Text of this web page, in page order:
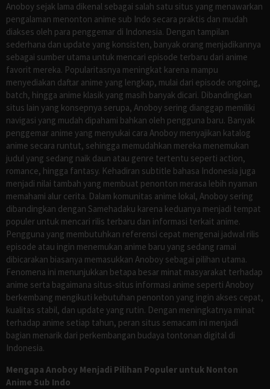
Anoboy sejak lama dikenal sebagai salah satu situs yang menawarkan
pengalaman menonton anime sub Indo secara praktis dan mudah
diakses oleh para penggemar di Indonesia. Dengan tampilan
sederhana dan update yang konsisten, banyak orang menjadikannya
sebagai sumber utama untuk mencari episode terbaru dari anime
favorit mereka. Popularitasnya meningkat karena mampu
menyediakan daftar anime yang lengkap, mulai dari episode ongoing,
batch, hingga anime klasik yang masih banyak dicari. Dibandingkan
situs lain yang konsepnya serupa, Anoboy sering dianggap memiliki
navigasi yang mudah dipahami bahkan oleh pengguna baru. Banyak
penggemar anime yang menyukai cara Anoboy menyajikan katalog
anime secara runtut, sehingga memudahkan mereka menemukan
judul yang sedang naik daun atau genre tertentu seperti action,
romance, hingga fantasy. Kehadiran subtitle bahasa Indonesia juga
menjadi nilai tambah yang membuat penonton merasa lebih nyaman
memahami alur cerita. Dalam komunitas anime lokal, Anoboy sering
dibandingkan dengan Samehadaku karena keduanya menjadi tempat
populer untuk mencari rilis terbaru dan informasi terkait anime.
Pengguna yang membutuhkan referensi cepat mengenai jadwal rilis
episode atau ingin menemukan anime baru yang sedang ramai
dibicarakan biasanya memasukkan Anoboy sebagai pilihan utama.
Fenomena ini menunjukkan betapa besar minat masyarakat terhadap
anime serta bagaimana situs-situs informasi anime seperti Anoboy
berkembang mengikuti kebutuhan penonton yang ingin akses cepat,
kualitas stabil, dan update yang rutin. Dengan meningkatnya minat
terhadap anime setiap tahun, peran situs semacam ini menjadi
bagian menarik dari perkembangan budaya tontonan digital di
Indonesia.
Mengapa Anoboy Menjadi Pilihan Populer untuk Nonton
Anime Sub Indo